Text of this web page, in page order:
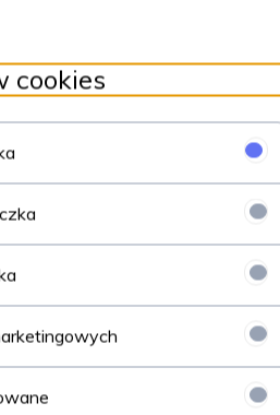
cookies